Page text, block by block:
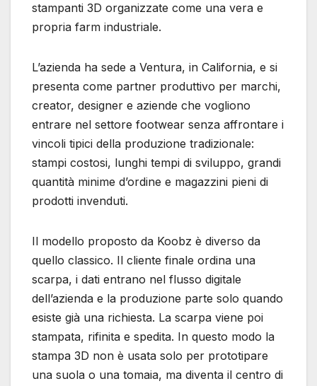
stampanti 3D organizzate come una vera e
propria farm industriale.
L’azienda ha sede a Ventura, in California, e si
presenta come partner produttivo per marchi,
creator, designer e aziende che vogliono
entrare nel settore footwear senza affrontare i
vincoli tipici della produzione tradizionale:
stampi costosi, lunghi tempi di sviluppo, grandi
quantità minime d’ordine e magazzini pieni di
prodotti invenduti.
Il modello proposto da Koobz è diverso da
quello classico. Il cliente finale ordina una
scarpa, i dati entrano nel flusso digitale
dell’azienda e la produzione parte solo quando
esiste già una richiesta. La scarpa viene poi
stampata, rifinita e spedita. In questo modo la
stampa 3D non è usata solo per prototipare
una suola o una tomaia, ma diventa il centro di